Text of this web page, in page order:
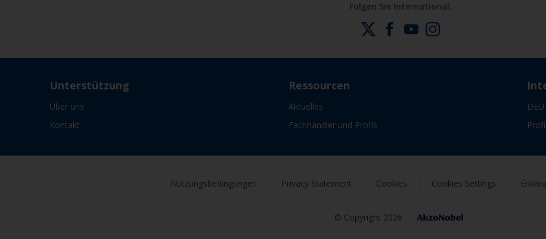
Folgen Sie International:
Unterstützung
Über uns
Kontakt
Ressourcen
Aktuelles
Fachhändler und Profis
DEU
Nutzungsbedingungen Privacy Statement Cookies Cookies Settings
© Copyright 2026